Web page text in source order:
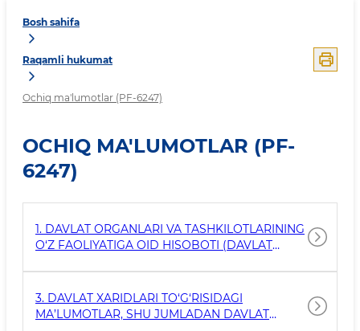
Bosh sahifa
Raqamli hukumat
Ochiq ma'lumotlar (PF-6247)
OCHIQ MA'LUMOTLAR (PF-
6247)
1. DAVLAT ORGANLARI VA TASHKILOTLARINING
O‘Z FAOLIYATIGA OID HISOBOTI (DAVLAT
MO‘LJALLANGAN MA’LUMOTLAR BUNDAN
MUSTASNO).
3. DAVLAT XARIDLARI TO‘G‘RISIDAGI
MA’LUMOTLAR, SHU JUMLADAN DAVLAT